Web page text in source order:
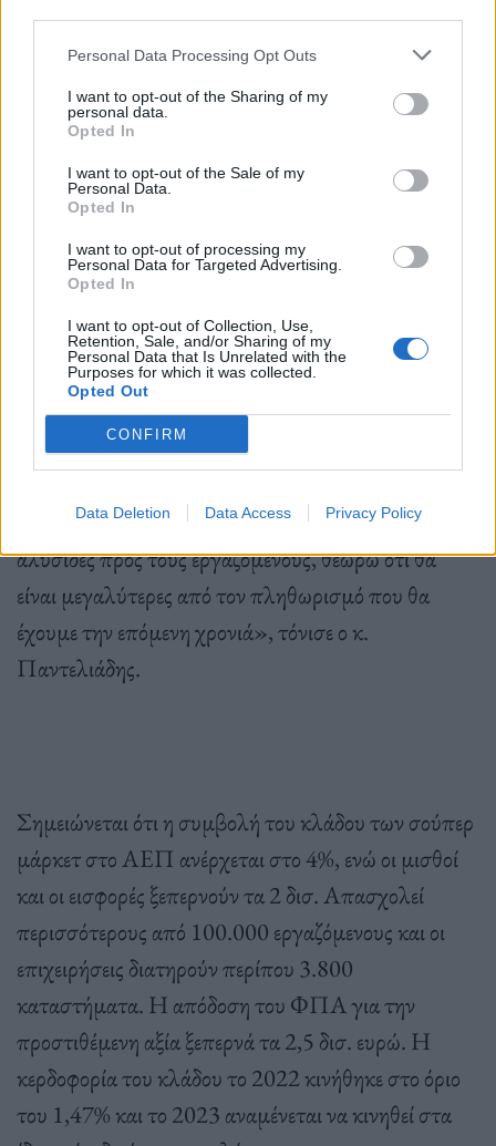
Personal Data Processing Opt Outs
I want to opt-out of the Sharing of my
personal data.
Opted In
I want to opt-out of the Sale of my
Personal Data.
Opted In
I want to opt-out of processing my
Personal Data for Targeted Advertising.
Opted In
I want to opt-out of Collection, Use,
Retention, Sale, and/or Sharing of my
Personal Data that Is Unrelated with the
Purposes for which it was collected.
Opted Out
CONFIRM
Data Deletion Data Access Privacy Policy
και αυτά δεν είναι τα ίδια σε όλη την Ευρώπη. Στην
Ελλάδα ο ΦΠΑ είναι από τους υψηλότερους και οι
μισθοί από τους χαμηλότερους. Ως εκ τούτου είναι
υπερβολή η διαπίστωση ότι στην χώρα μας οι τιμές
είναι υψηλότερες.
Ειδική μνεία έγινε και για τηνδυσκολία εξεύρεσης
ανθρώπινου δυναμικού
εκτιμά ότι «λείπουν» 8.000 εργαζόμενοι από τον
κλάδο. Ωστόσο, αναφέρθηκε ότι ο μέσος μισθός
είναι αρκετά καλύτερος από άλλους κλάδους της
ελληνικής οικονομίας. Την ίδια ώρα οι επιχειρήσεις
αυξήσεις που έχουν ανακοινωθεί από κάποιες
αλυσίδες προς τους εργαζόμενους, θεωρώ ότι θα
είναι μεγαλύτερες από τον πληθωρισμό που θα
έχουμε την επόμενη χρονιά», τόνισε ο κ.
Παντελιάδης.
Σημειώνεται ότι η συμβολή του κλάδου των σούπερ
μάρκετ στο ΑΕΠ ανέρχεται στο 4%, ενώ οι μισθοί
και οι εισφορές ξεπερνούν τα 2 δισ. Απασχολεί
περισσότερους από 100.000 εργαζόμενους και οι
επιχειρήσεις διατηρούν περίπου 3.800
καταστήματα. Η απόδοση του ΦΠΑ για την
προστιθέμενη αξία ξεπερνά τα 2,5 δισ. ευρώ. Η
κερδοφορία του κλάδου το 2022 κινήθηκε στο όριο
του 1,47% και το 2023 αναμένεται να κινηθεί στα